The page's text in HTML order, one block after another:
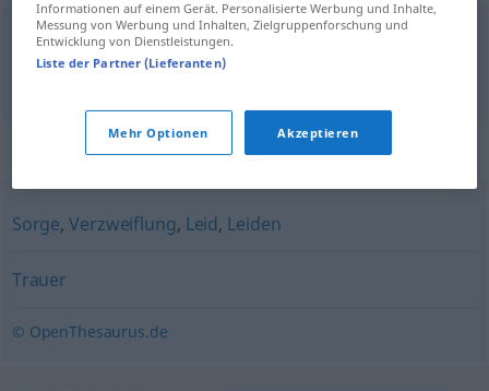
seinen Kummer bei jemandemabladen
biri(si)ne derdini/içinidökmek
Synonyme für "Kummer"
Sorge,Verzweiflung, Leid, Leiden
Trauer
© OpenThesaurus.de
Informationen auf einem Gerät. Personalisierte Werbung und Inhalte,
Messung von Werbung und Inhalten, Zielgruppenforschung und
Entwicklung von Dienstleistungen.
Liste der Partner (Lieferanten)
Mehr Optionen Akzeptieren